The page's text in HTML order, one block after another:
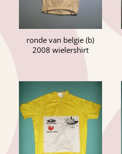
ronde van belgie (b)
2008 wielershirt